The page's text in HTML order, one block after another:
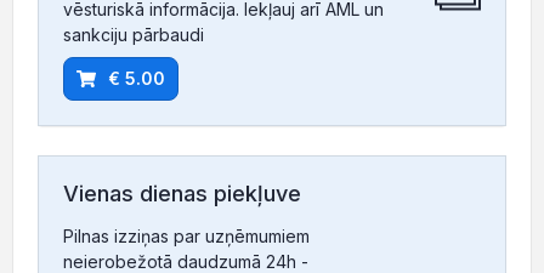
vēsturiskā informācija. Iekļauj arī AML un
sankciju pārbaudi
€ 5.00
Vienas dienas piekļuve
Pilnas izziņas par uzņēmumiem
neierobežotā daudzumā 24h -